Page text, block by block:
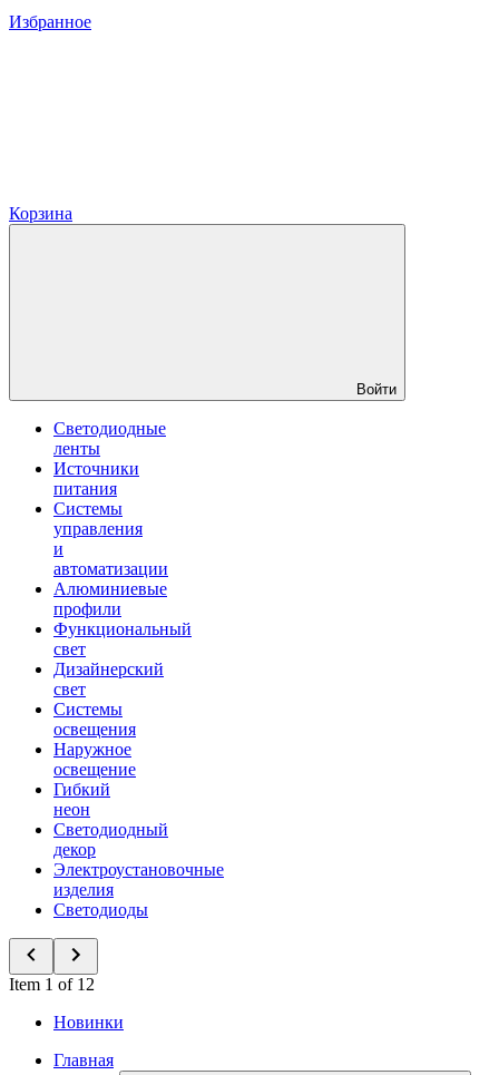
Избранное
Корзина
Войти
Светодиодные
ленты
Источники
питания
Системы
управления
и
автоматизации
Алюминиевые
профили
Функциональный
свет
Дизайнерский
свет
Системы
освещения
Наружное
освещение
Гибкий
неон
Светодиодный
декор
Электроустановочные
изделия
Светодиоды
Item 1 of 12
Новинки
Главная